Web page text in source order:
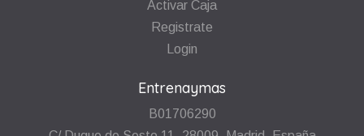
Activar Caja
Registrate
Login
Entrenaymas
B01706290